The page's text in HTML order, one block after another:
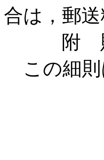
合は，郵
附
この細則